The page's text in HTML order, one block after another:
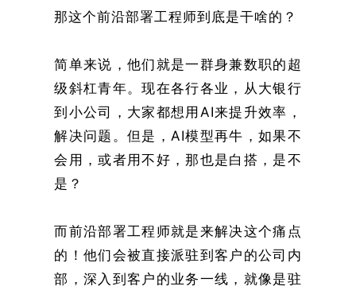
那这个前沿部署工程师到底是干啥的？
简单来说，他们就是一群身兼数职的超
级斜杠青年。现在各行各业，从大银行
到小公司，大家都想用AI来提升效率，
解决问题。但是，AI模型再牛，如果不
会用，或者用不好，那也是白搭，是不
是？
而前沿部署工程师就是来解决这个痛点
的！他们会被直接派驻到客户的公司内
部，深入到客户的业务一线，就像是驻